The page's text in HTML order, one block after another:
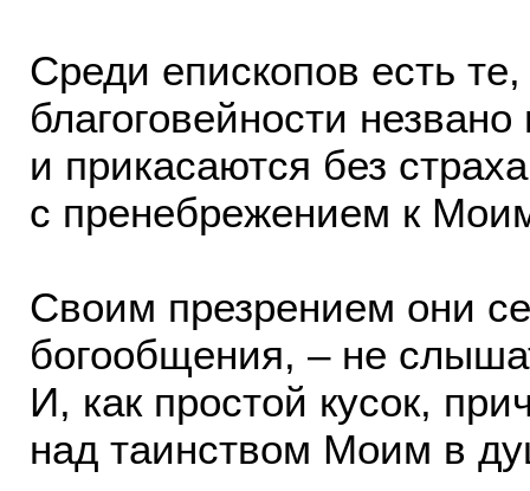
Среди епископов есть те,
благоговейности
и прикасаются без
с пренебрежением к
Своим презрением они
богообщения, – не
И, как простой кусок,
над таинством Моим в